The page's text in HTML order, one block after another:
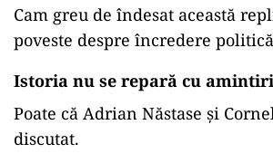
Cam greu de îndesat această
poveste despre încredere
Istoria nu se repară cu
Poate că Adrian Năstase și
discutat.